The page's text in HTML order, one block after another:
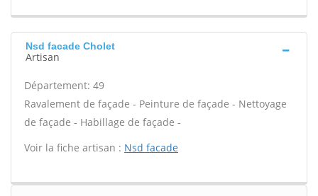
Nsd facade Cholet
Artisan
Département: 49
Ravalement de façade - Peinture de façade - Nettoyage
de façade - Habillage de façade -
Voir la fiche artisan : Nsd facade